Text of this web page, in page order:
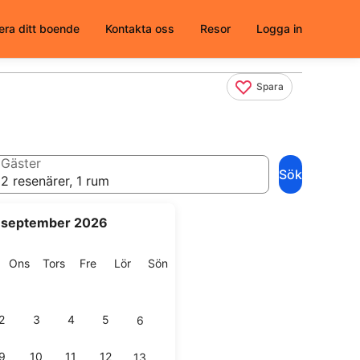
ditt boende Kontakta oss Resor Logga in
Spara
september 2026
OnsOnsdag
TorsTorsdag
FreFredag
LörLördag
SönSöndag
2 3 4 5 6
9 10 11 12 13
Gäster
2 resenärer, 1 rum
Sök